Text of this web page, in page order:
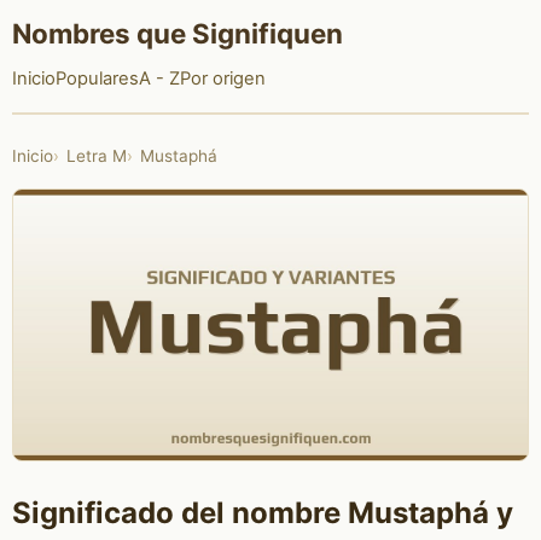
Nombres que Signifiquen
InicioPopularesA - ZPor origen
Inicio Letra M Mustaphá
Significado del nombre Mustaphá y